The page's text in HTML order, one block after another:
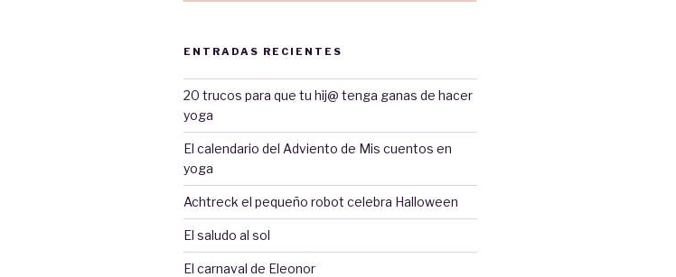
ENTRADAS RECIENTES
20 trucos para que tu hij@ tenga ganas de hacer
yoga
El calendario del Adviento de Mis cuentos en
yoga
Achtreck el pequeño robot celebra Halloween
El saludo al sol
El carnaval de Eleonor